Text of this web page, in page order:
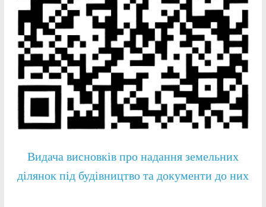
Видача висновків про надання земельних
ділянок під будівництво та документи до них